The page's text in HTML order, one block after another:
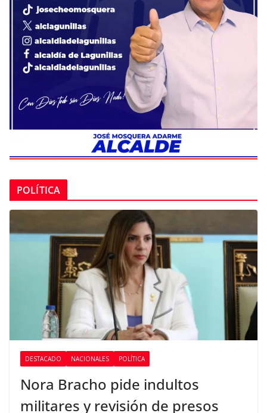
POLÍTICA
DESTACADO NACIONALES POLÍTICA
Nora Bracho pide indultos
militares y revisión de presos